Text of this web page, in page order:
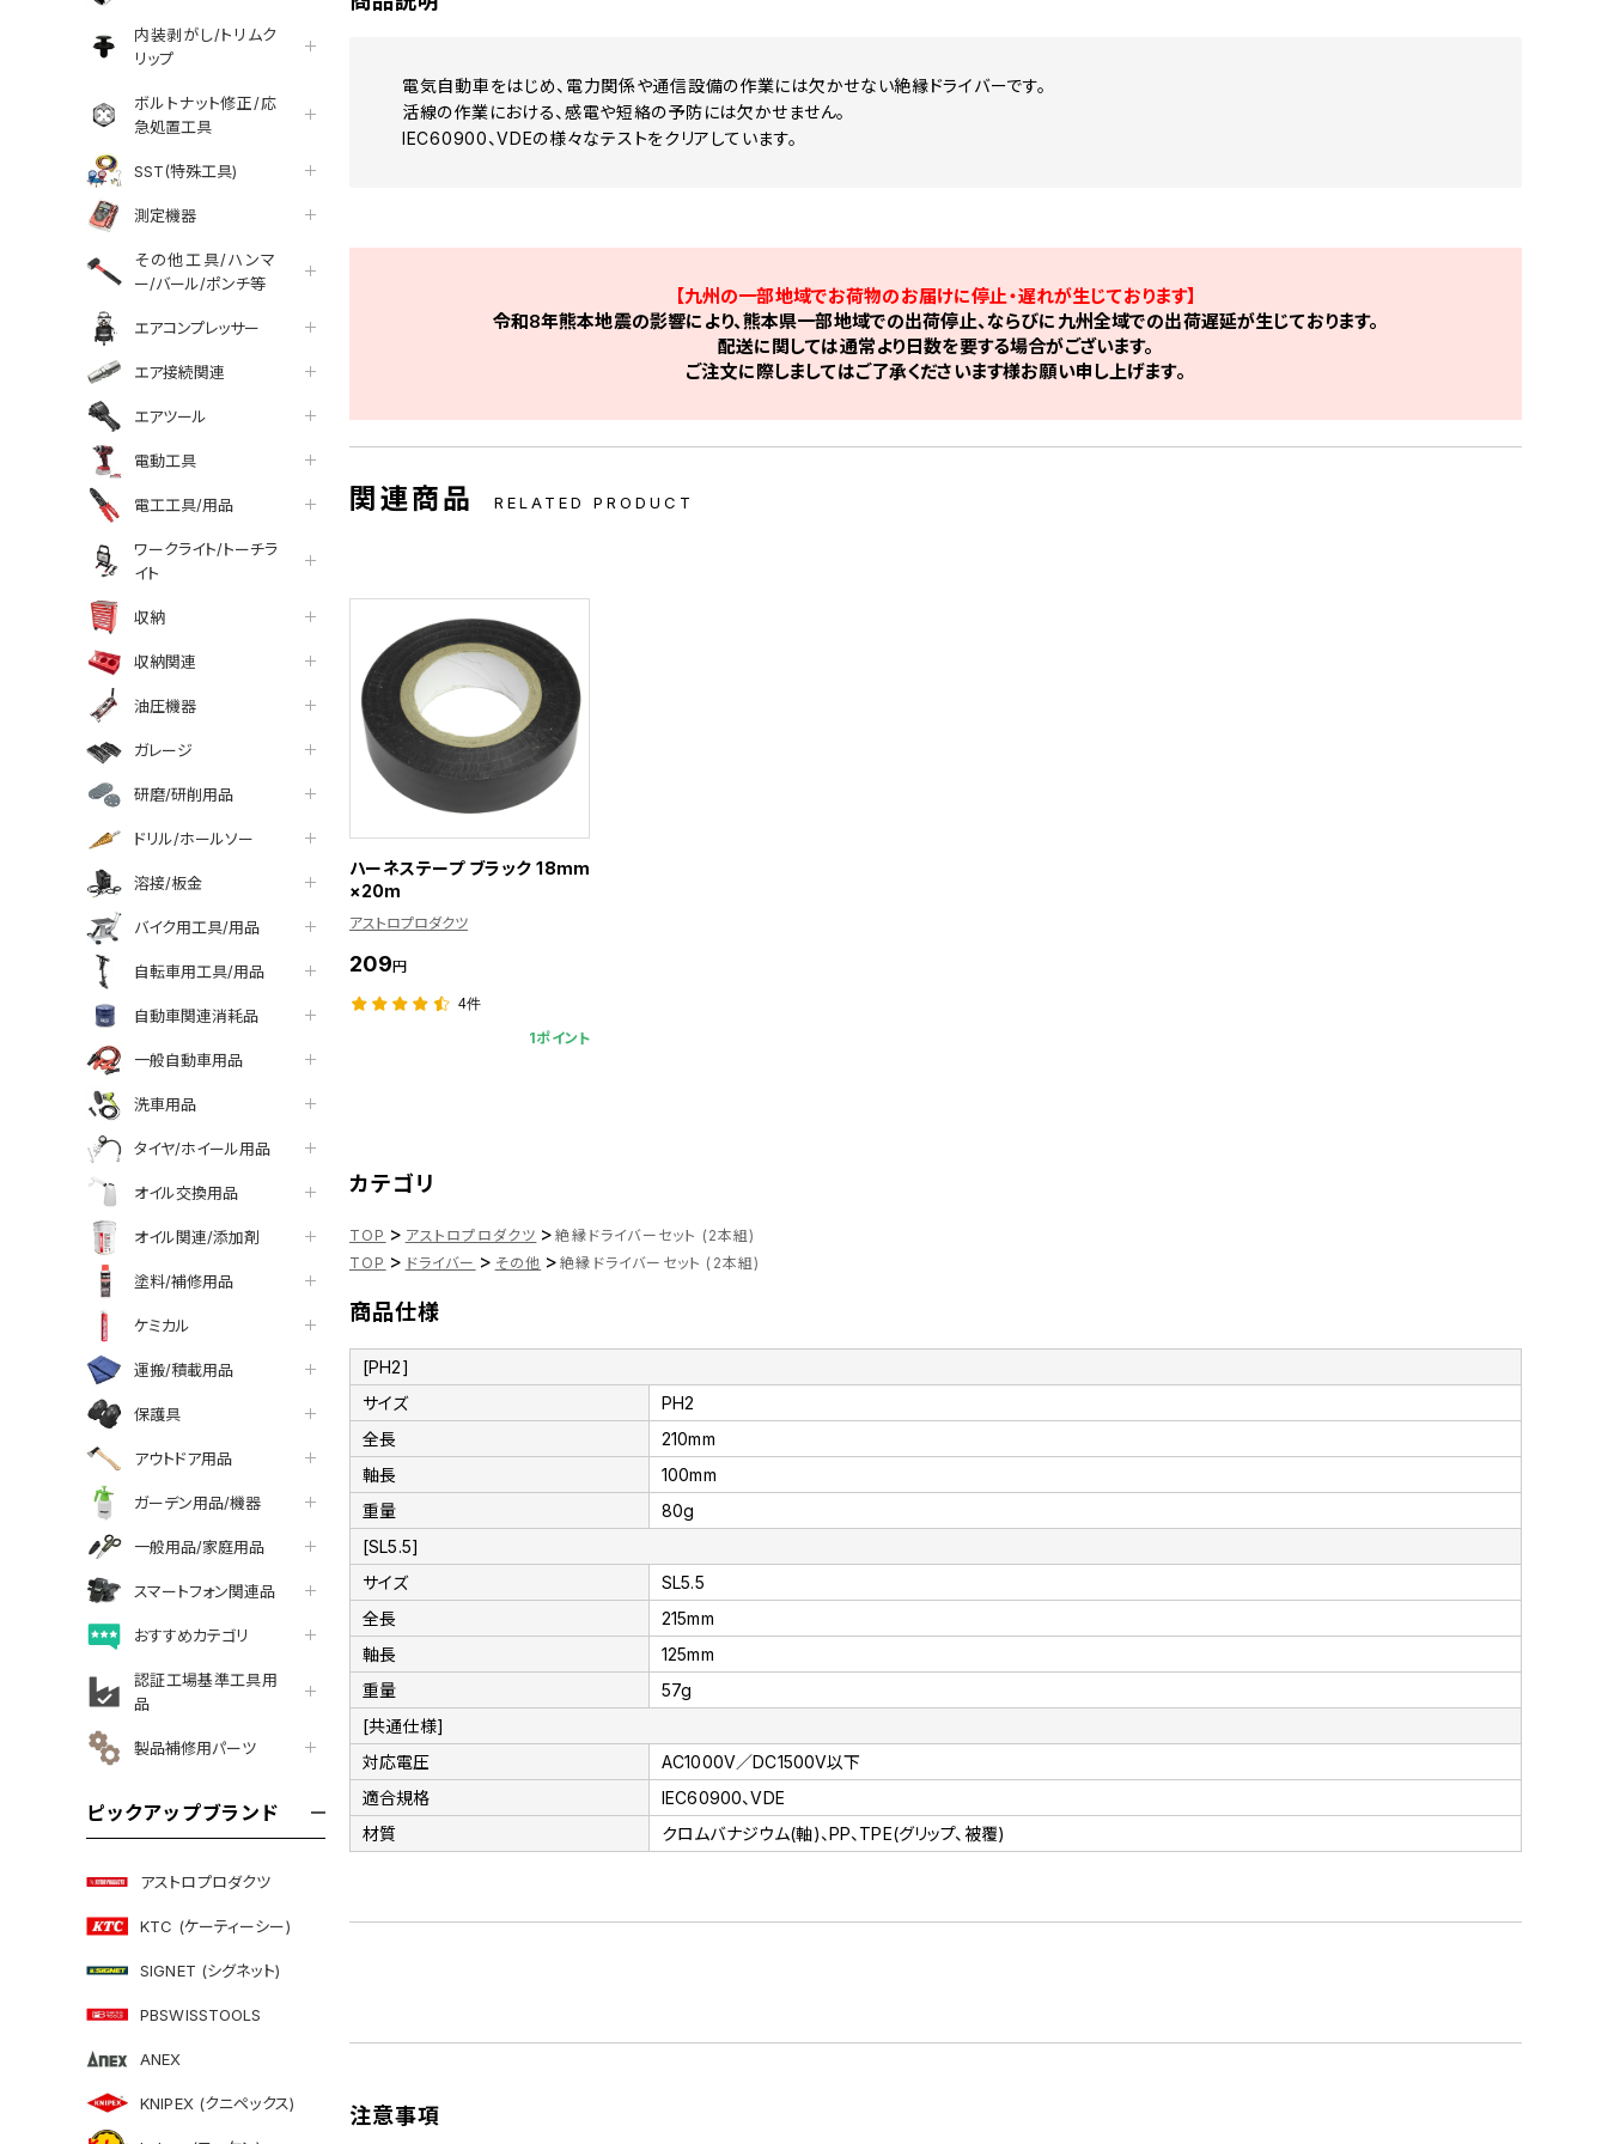
内装剥がし/トリムク
リップ
ボルトナット修正/応
急処置工具
SST(特殊工具)
測定機器
その他工具/ハンマ
ー/バール/ポンチ等
エアコンプレッサー
エア接続関連
エアツール
電動工具
電工工具/用品
ワークライト/トーチラ
イト
収納
収納関連
油圧機器
ガレージ
研磨/研削用品
ドリル/ホールソー
溶接/板金
バイク用工具/用品
自転車用工具/用品
自動車関連消耗品
一般自動車用品
洗車用品
タイヤ/ホイール用品
オイル交換用品
オイル関連/添加剤
塗料/補修用品
ケミカル
運搬/積載用品
保護具
アウトドア用品
ガーデン用品/機器
一般用品/家庭用品
スマートフォン関連品
おすすめカテゴリ
認証工場基準工具用
品
製品補修用パーツ
ピックアップブランド
アストロプロダクツ
KTC (ケーティーシー)
SIGNET (シグネット)
PBSWISSTOOLS
ANEX
KNIPEX (クニペックス)
電気自動車をはじめ、電力関係や通信設備の作業には欠かせない絶縁ドライバーです。
活線の作業における、感電や短絡の予防には欠かせません。
IEC60900、VDEの様々なテストをクリアしています。
【九州の一部地域でお荷物のお届けに停止・遅れが生じております】
令和8年熊本地震の影響により、熊本県一部地域での出荷停止、ならびに九州全域での出荷遅延が生じております。
配送に関しては通常より日数を要する場合がございます。
ご注文に際しましてはご了承くださいます様お願い申し上げます。
関連商品 RELATED PRODUCT
ハーネステープ ブラック 18mm
×20m
アストロプロダクツ
209円
4件
1ポイント
カテゴリ
TOP > アストロプロダクツ > 絶縁ドライバーセット (2本組)
TOP > ドライバー > その他 > 絶縁ドライバーセット (2本組)
商品仕様
[PH2]
サイズ
PH2
全長
210mm
軸長
100mm
重量
80g
[SL5.5]
サイズ
SL5.5
全長
215mm
軸長
125mm
重量
57g
[共通仕様]
対応電圧
AC1000V／DC1500V以下
適合規格
IEC60900、VDE
材質
クロムバナジウム(軸)、PP、TPE(グリップ、被覆)
注意事項